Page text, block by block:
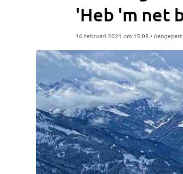
'Heb 'm net
16 februari 2021 om 15:09 •